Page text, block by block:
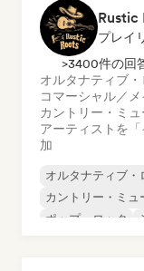
Rustic
プレイ
>3400件の回
オルタナティブ・
コマーシャル／
カントリー・ミュ
アーティストを
加
オルタナティブ・
カントリー・ミュ
ポップ・ロック